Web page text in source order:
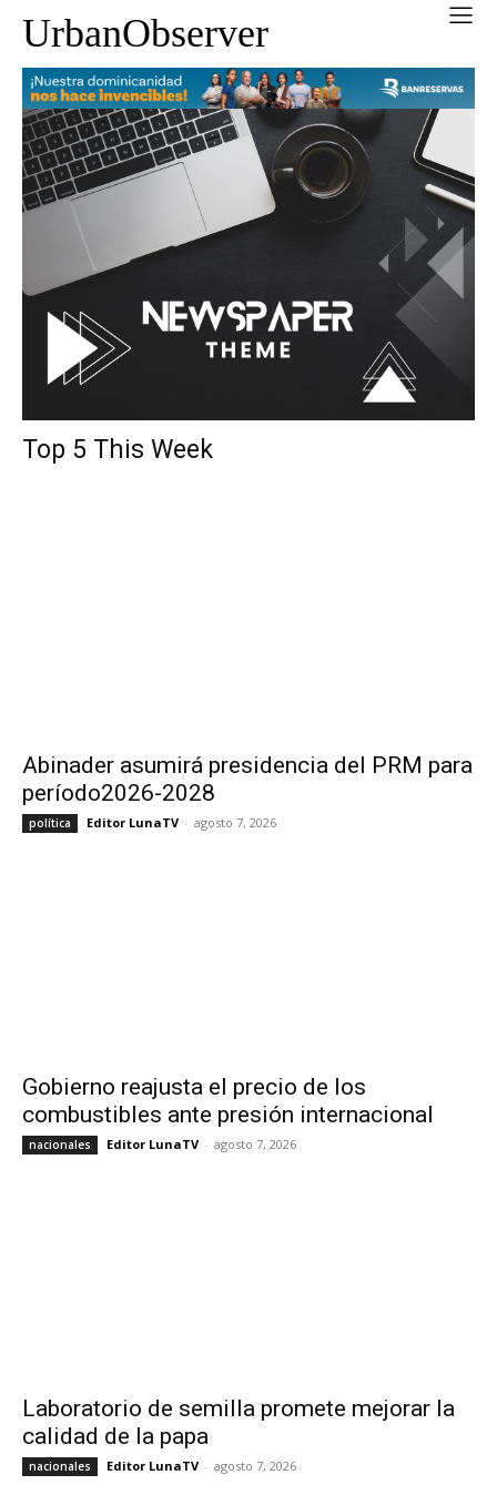
UrbanObserver
Top 5 This Week
Abinader asumirá presidencia del PRM para
período2026-2028
política Editor LunaTV - agosto 7, 2026
Gobierno reajusta el precio de los
combustibles ante presión internacional
nacionales Editor LunaTV - agosto 7, 2026
Laboratorio de semilla promete mejorar la
calidad de la papa
nacionales Editor LunaTV - agosto 7, 2026